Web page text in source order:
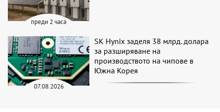
преди 2 часа
07.08.2026
SK Hynix заделя 38 млрд. долара
за разширяване на
производството на чипове в
Южна Корея